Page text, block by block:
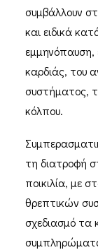
συμβάλλουν
και ειδικά
εμμηνόπαυση,
καρδιάς, του
συστήματος,
κόλπου.
τη διατροφή
ποικιλία, με
θρεπτικών
σχεδιασμό τα